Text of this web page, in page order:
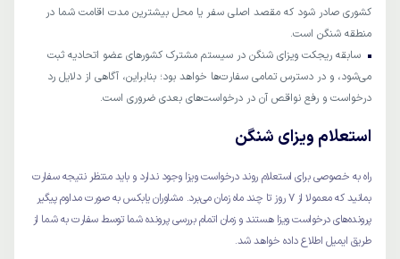
کشوری صادر شود که مقصد اصلی سفر یا محل بیشترین مدت اقامت شما در
منطقه شنگن است.
سابقه ریجکت ویزای شنگن در سیستم مشترک کشورهای عضو اتحادیه ثبت
می‌شود، و در دسترس تمامی سفارت‌ها خواهد بود؛ بنابراین، آگاهی از دلایل رد
درخواست و رفع نواقص آن در درخواست‌های بعدی ضروری است.
استعلام ویزای شنگن
راه به خصوصی برای استعلام روند درخواست ویزا وجود ندارد و باید منتظر نتیجه سفارت
بمانید که معمولا از ۷ روز تا چند ماه زمان می‌برد. مشاوران یابکس به صورت مداوم پیگیر
پرونده‌های درخواست ویزا هستند و زمان اتمام بررسی پرونده شما توسط سفارت به شما از
طریق ایمیل اطلاع داده خواهد شد.